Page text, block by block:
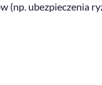
(np. ubezpieczenia